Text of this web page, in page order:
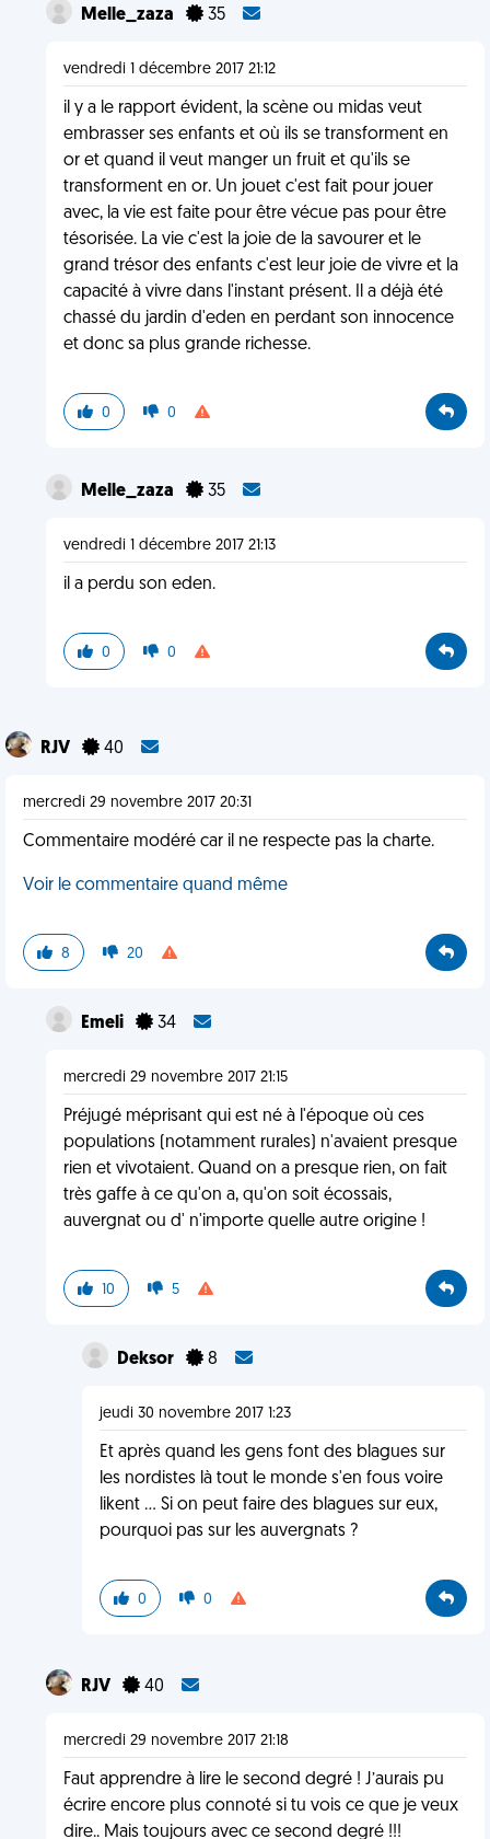
Melle_zaza 35
vendredi 1 décembre 2017 21:12
il y a le rapport évident, la scène ou midas veut
embrasser ses enfants et où ils se transforment en
or et quand il veut manger un fruit et qu'ils se
transforment en or. Un jouet c'est fait pour jouer
avec, la vie est faite pour être vécue pas pour être
tésorisée. La vie c'est la joie de la savourer et le
grand trésor des enfants c'est leur joie de vivre et la
capacité à vivre dans l'instant présent. Il a déjà été
chassé du jardin d'eden en perdant son innocence
et donc sa plus grande richesse.
0 0
Melle_zaza 35
vendredi 1 décembre 2017 21:13
il a perdu son eden.
0 0
RJV 40
mercredi 29 novembre 2017 20:31
Commentaire modéré car il ne respecte pas la charte.
Voir le commentaire quand même
8 20
Emeli 34
mercredi 29 novembre 2017 21:15
Préjugé méprisant qui est né à l'époque où ces
populations (notamment rurales) n'avaient presque
rien et vivotaient. Quand on a presque rien, on fait
très gaffe à ce qu'on a, qu'on soit écossais,
auvergnat ou d' n'importe quelle autre origine !
10 5
Deksor 8
jeudi 30 novembre 2017 1:23
Et après quand les gens font des blagues sur
les nordistes là tout le monde s'en fous voire
likent ... Si on peut faire des blagues sur eux,
pourquoi pas sur les auvergnats ?
0 0
RJV 40
mercredi 29 novembre 2017 21:18
Faut apprendre à lire le second degré ! J’aurais pu
écrire encore plus connoté si tu vois ce que je veux
dire.. Mais toujours avec ce second degré !!!